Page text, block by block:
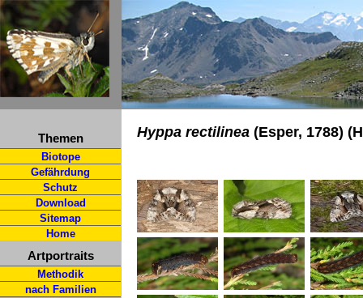
Themen
Biotope
Gefährdung
Schutz
Download
Sitemap
Home
Artportraits
Methodik
nach Familien
Hyppa rectilinea (Esper, 1788)